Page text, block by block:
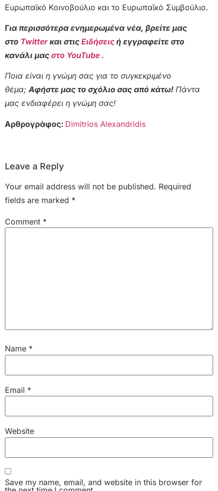
Ευρωπαϊκό Κοινοβούλιο και το Ευρωπαϊκό Συμβούλιο.
Για περισσότερα ενημερωμένα νέα, βρείτε μας
στο Twitter και στις Ειδήσεις ή εγγραφείτε στο
κανάλι μας στο YouTube .
Ποια είναι η γνώμη σας για το συγκεκριμένο
θέμα;Αφήστε μας το σχόλιο σας από κάτω! Πάντα
μας ενδιαφέρει η γνώμη σας!
Αρθρογράφος: Dimitrios Alexandridis
Leave a Reply
Your email address will not be published. Required
fields are marked *
Comment *
Name *
Email *
Website
Save my name, email, and website in this browser for